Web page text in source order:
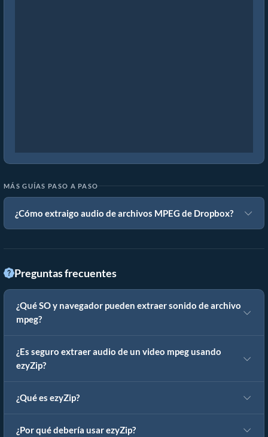
MÁS GUÍAS PASO A PASO
¿Cómo extraigo audio de archivos MPEG de Dropbox?
Preguntas frecuentes
¿Qué SO y navegador pueden extraer sonido de archivo
mpeg?
¿Es seguro extraer audio de un video mpeg usando
ezyZip?
¿Qué es ezyZip?
¿Por qué debería usar ezyZip?